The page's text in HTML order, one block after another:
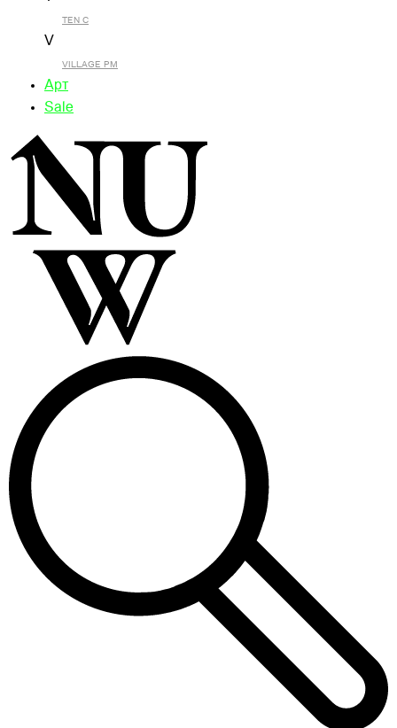
TEN C
V
VILLAGE PM
Арт
Sale